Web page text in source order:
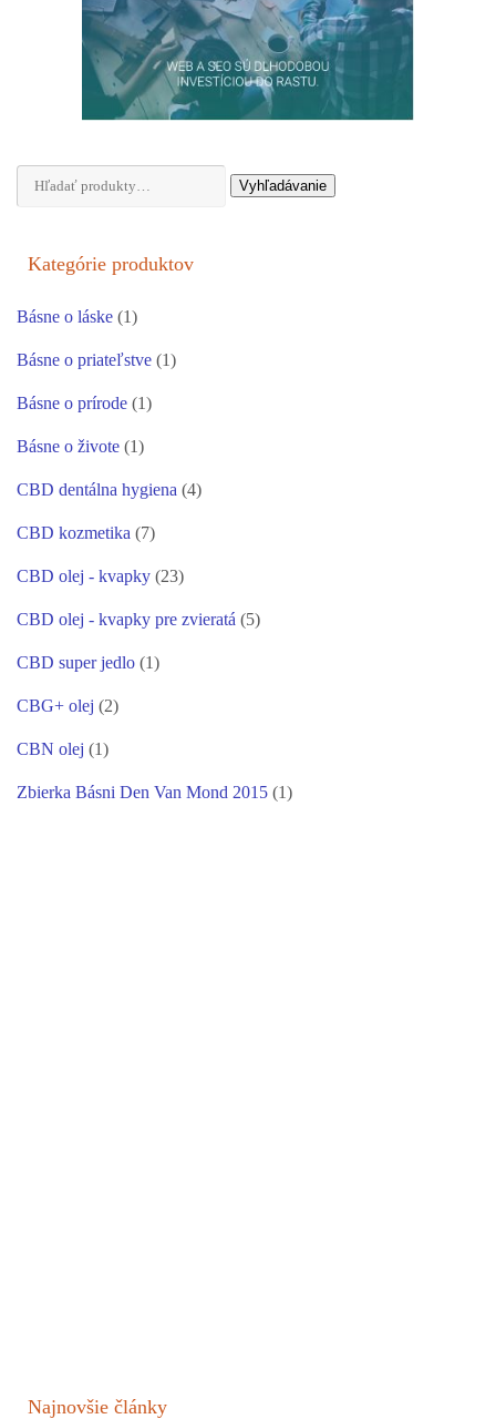
Hľadať: Vyhľadávanie
Kategórie produktov
Básne o láske (1)
Básne o priateľstve (1)
Básne o prírode (1)
Básne o živote (1)
CBD dentálna hygiena (4)
CBD kozmetika (7)
CBD olej - kvapky (23)
CBD olej - kvapky pre zvieratá (5)
CBD super jedlo (1)
CBG+ olej (2)
CBN olej (1)
Zbierka Básni Den Van Mond 2015 (1)
Najnovšie články